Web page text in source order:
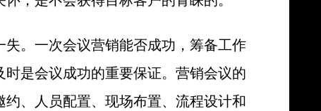
。一次会议营销能否成功，筹备工作
是会议成功的重要保证。营销会议的
、人员配置、现场布置、流程设计和